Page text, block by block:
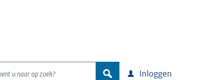
u naar op zoek?
zoek Inloggen